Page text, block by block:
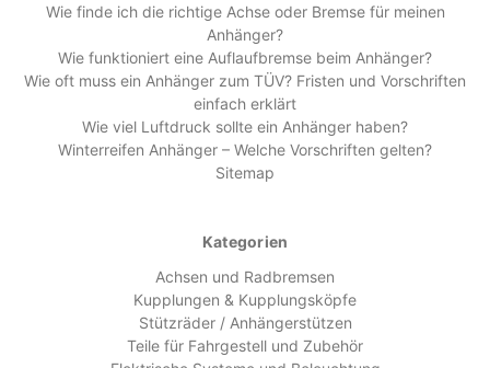
Wie finde ich die richtige Achse oder Bremse für meinen
Anhänger?
Wie funktioniert eine Auflaufbremse beim Anhänger?
Wie oft muss ein Anhänger zum TÜV? Fristen und Vorschriften
einfach erklärt
Wie viel Luftdruck sollte ein Anhänger haben?
Winterreifen Anhänger – Welche Vorschriften gelten?
Sitemap
Kategorien
Achsen und Radbremsen
Kupplungen & Kupplungsköpfe
Stützräder / Anhängerstützen
Teile für Fahrgestell und Zubehör